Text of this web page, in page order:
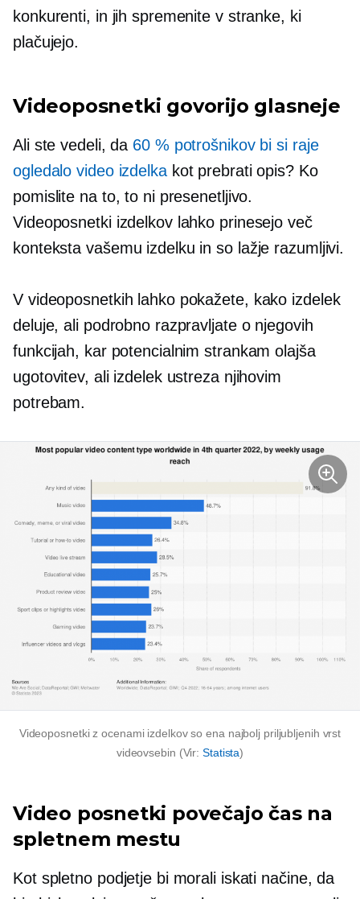
konkurenti, in jih spremenite v stranke, ki
plačujejo.
Videoposnetki govorijo glasneje
Ali ste vedeli, da 60 % potrošnikov bi si raje
ogledalo video izdelkakot prebrati opis? Ko
pomislite na to, to ni presenetljivo.
Videoposnetki izdelkov lahko prinesejo več
konteksta vašemu izdelku in so lažje razumljivi.
V videoposnetkih lahko pokažete, kako izdelek
deluje, ali podrobno razpravljate o njegovih
funkcijah, kar potencialnim strankam olajša
ugotovitev, ali izdelek ustreza njihovim
potrebam.
Videoposnetki z ocenami izdelkov so ena najbolj priljubljenih vrst
videovsebin (Vir:Statista)
Video posnetki povečajo čas na
spletnem mestu
Kot spletno podjetje bi morali iskati načine, da